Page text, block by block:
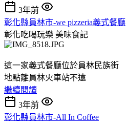
3年前
彰化縣員林市-we pizzeria義式餐廳
彰化吃喝玩樂 美味食記
這一家義式餐廳位於員林民族街
地點離員林火車站不遠
繼續閱讀
3年前
彰化縣員林市-All In Coffee